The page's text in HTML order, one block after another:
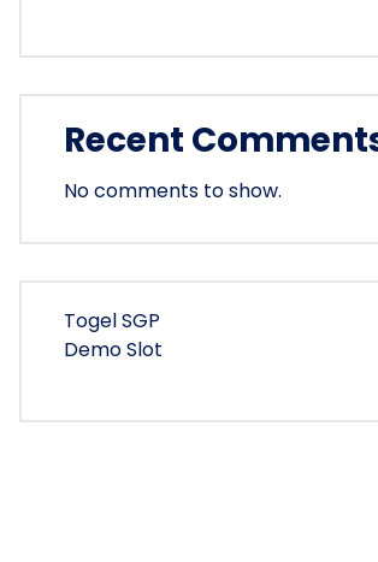
Recent
No comments to show.
Togel SGP
Demo Slot